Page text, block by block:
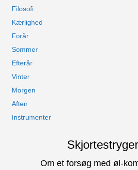
Filosofi
Kærlighed
Forår
Sommer
Efterår
Vinter
Morgen
Aften
Instrumenter
Om et forsøg med øl-